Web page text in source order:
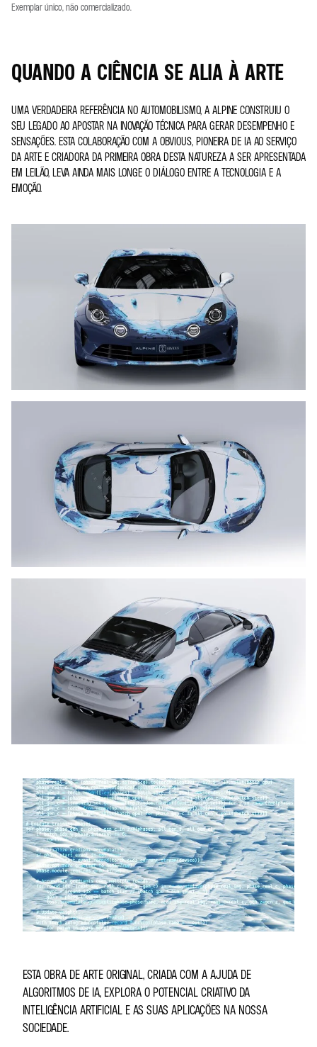
Exemplar único, não comercializado.
QUANDO A CIÊNCIA SE ALIA À ARTE
UMA VERDADEIRA REFERÊNCIA NO AUTOMOBILISMO, A ALPINE CONSTRUIU O
SEU LEGADO AO APOSTAR NA INOVAÇÃO TÉCNICA PARA GERAR DESEMPENHO E
SENSAÇÕES. ESTA COLABORAÇÃO COM A OBVIOUS, PIONEIRA DE IA AO SERVIÇO
DA ARTE E CRIADORA DA PRIMEIRA OBRA DESTA NATUREZA A SER APRESENTADA
EM LEILÃO, LEVA AINDA MAIS LONGE O DIÁLOGO ENTRE A TECNOLOGIA E A
EMOÇÃO.
ESTA OBRA DE ARTE ORIGINAL, CRIADA COM A AJUDA DE
ALGORITMOS DE IA, EXPLORA O POTENCIAL CRIATIVO DA
INTELIGÊNCIA ARTIFICIAL E AS SUAS APLICAÇÕES NA NOSSA
SOCIEDADE.